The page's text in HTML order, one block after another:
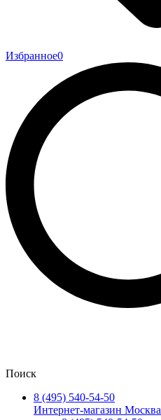
Избранное0
Поиск
8 (495) 540-54-50
Интернет-магазин Москва